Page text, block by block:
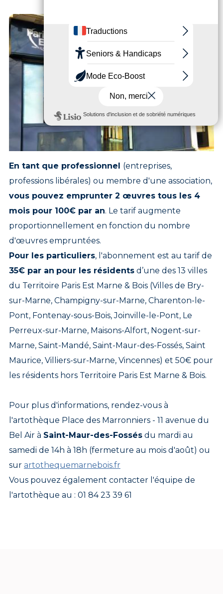
En tant que professionnel (entreprises,
professions libérales) ou membre d'une association,
vous pouvez emprunter 2 œuvres tous les 4
mois pour 100€ par an. Le tarif augmente
proportionnellement en fonction du nombre
d'œuvres empruntées.
Pour les particuliers, l'abonnement est au tarif de
35€ par an pour les résidentsd’une des 13 villes
du Territoire Paris Est Marne & Bois (Villes de Bry-
sur-Marne, Champigny-sur-Marne, Charenton-le-
Pont, Fontenay-sous-Bois, Joinville-le-Pont, Le
Perreux-sur-Marne, Maisons-Alfort, Nogent-sur-
Marne, Saint-Mandé, Saint-Maur-des-Fossés, Saint
Maurice, Villiers-sur-Marne, Vincennes) et 50€ pour
les résidents hors Territoire Paris Est Marne & Bois.
Pour plus d'informations, rendez-vous à
l'artothèque Place des Marronniers - 11 avenue du
Bel Air à Saint-Maur-des-Fossésdu mardi au
samedi de 14h à 18h (fermeture au mois d'août) ou
sur artothequemarnebois.fr
Vous pouvez également contacter l'équipe de
l'artothèque au : 01 84 23 39 61